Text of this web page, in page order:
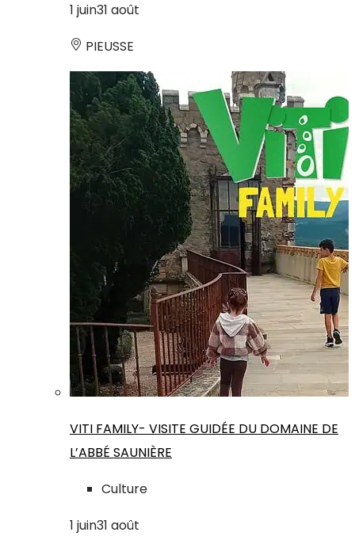
1 juin31 août
PIEUSSE
VITI FAMILY- VISITE GUIDÉE DU DOMAINE DE
L’ABBÉ SAUNIÈRE
Culture
1 juin31 août